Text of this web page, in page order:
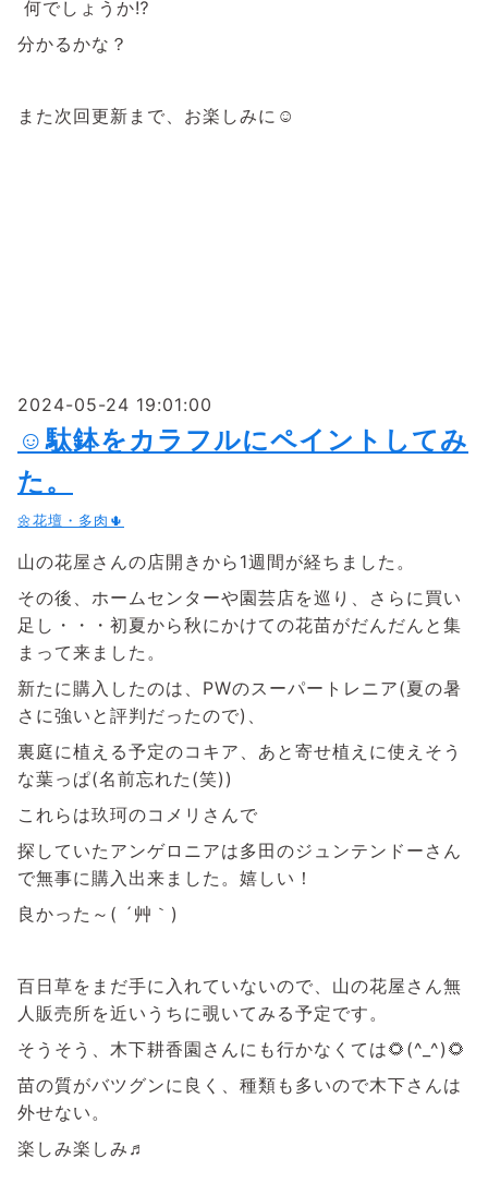
何でしょうか⁉️
分かるかな？
また次回更新まで、お楽しみに☺
2024-05-24 19:01:00
☺駄鉢をカラフルにペイントしてみ
た。
🌼花壇・多肉🌵
山の花屋さんの店開きから1週間が経ちました。
その後、ホームセンターや園芸店を巡り、さらに買い
足し・・・初夏から秋にかけての花苗がだんだんと集
まって来ました。
新たに購入したのは、PWのスーパートレニア(夏の暑
さに強いと評判だったので)、
裏庭に植える予定のコキア、あと寄せ植えに使えそう
な葉っぱ(名前忘れた(笑))
これらは玖珂のコメリさんで
探していたアンゲロニアは多田のジュンテンドーさん
で無事に購入出来ました。嬉しい！
良かった～( ´艸｀)
百日草をまだ手に入れていないので、山の花屋さん無
人販売所を近いうちに覗いてみる予定です。
そうそう、木下耕香園さんにも行かなくては🌻(^_^)🌻
苗の質がバツグンに良く、種類も多いので木下さんは
外せない。
楽しみ楽しみ♬